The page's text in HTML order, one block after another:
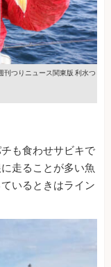
刊つりニュース関東版 利水つ
も食わせサビキで
走ることが多い魚
いるときはライン